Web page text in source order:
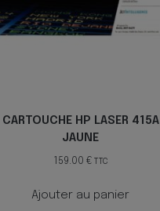
CARTOUCHE HP LASER 415A
JAUNE
159.00 € TTC
Ajouter au panier